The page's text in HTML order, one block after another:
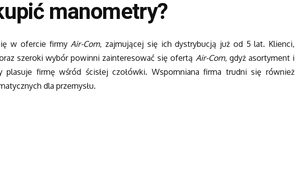
manometry?
w ofercie firmy Air-Com, zajmującej się ich dystrybucją już od 5 lat. Klienci,
szeroki wybór powinni zainteresować się ofertą Air-Com, gdyż asortyment i
plasuje firmę wśród ścisłej czołówki. Wspomniana firma trudni się również
dla przemysłu.